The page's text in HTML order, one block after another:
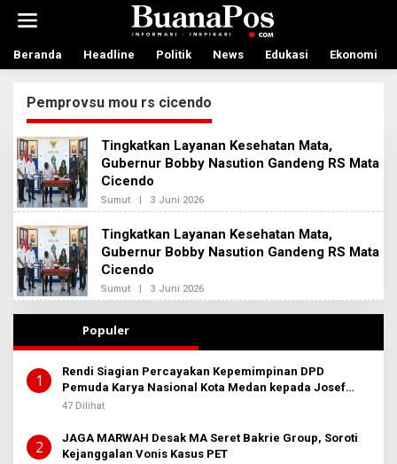
t
Beranda Headline Politik News Edukasi Ekonomi
Pemprovsu mou rs cicendo
Tingkatkan Layanan Kesehatan Mata,
Gubernur Bobby Nasution Gandeng RS Mata
Cicendo
Sumut | 3 Juni 2026
L
H
A
N
B
I
A
Tingkatkan Layanan Kesehatan Mata,
Gubernur Bobby Nasution Gandeng RS Mata
Cicendo
Sumut | 3 Juni 2026
L
E
D
I
N
I
Populer
1
Rendi Siagian Percayakan Kepemimpinan DPD
Pemuda Karya Nasional Kota Medan kepada Josef
Sembiring
47 Dilihat
2
JAGA MARWAH Desak MA Seret Bakrie Group, Soroti
Kejanggalan Vonis Kasus PET